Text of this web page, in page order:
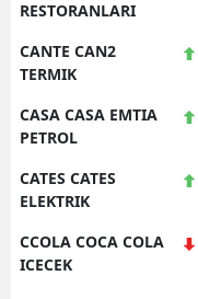
RESTORANLARI
CANTE CAN2
TERMIK
CASA CASA EMTIA
PETROL
CATES CATES
ELEKTRIK
CCOLA COCA COLA
ICECEK